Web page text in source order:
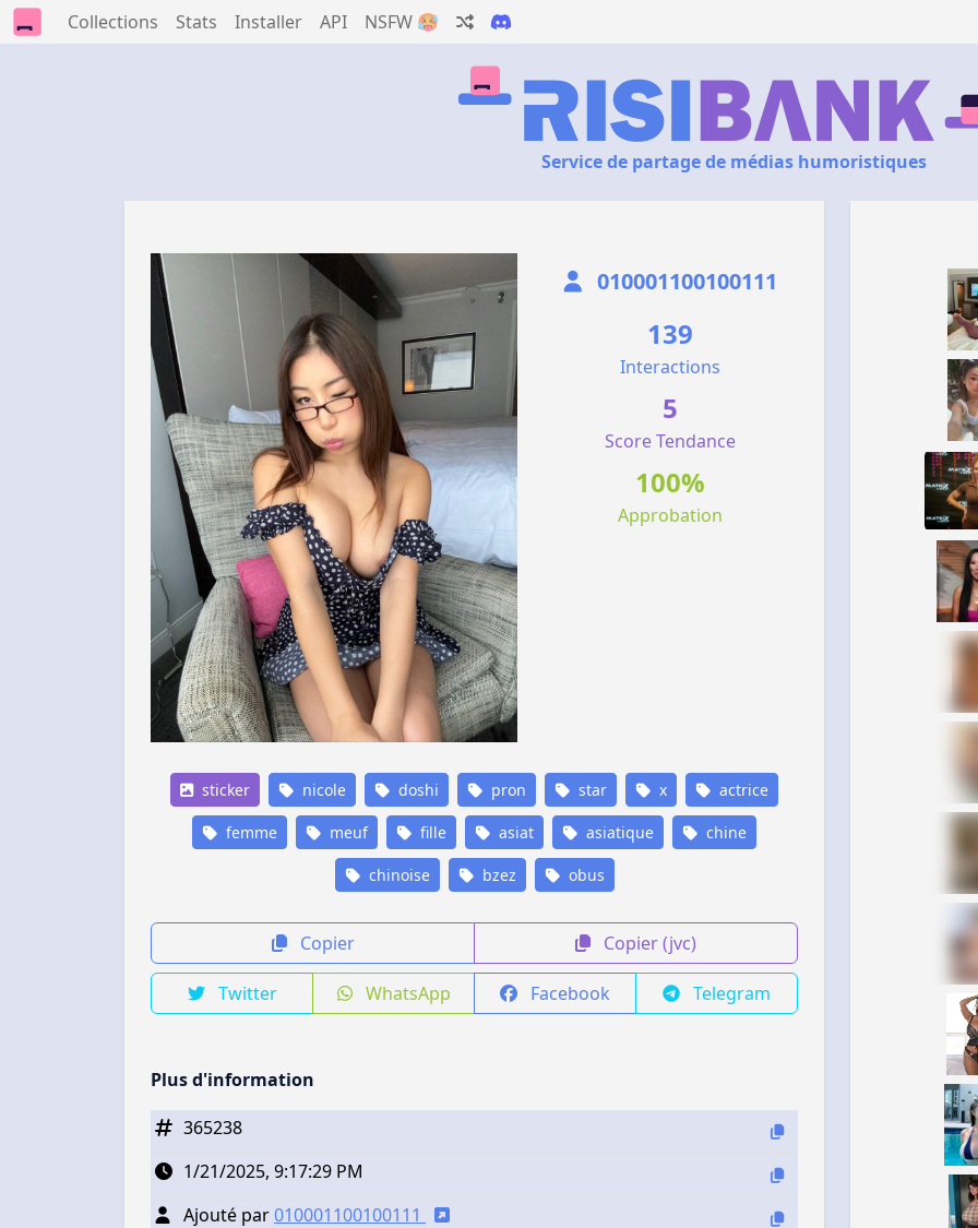
Collections Stats Installer API NSFW 🥵
Service de partage de médias humoristiques
010001100100111
139
Interactions
5
Score Tendance
100%
Approbation
sticker nicole doshi pron star x actrice
femme meuf fille asiat asiatique chine
chinoise bzez obus
Copier Copier (jvc)
Twitter WhatsApp Facebook Telegram
Plus d'information
365238
1/21/2025, 9:17:29 PM
Ajouté par010001100100111